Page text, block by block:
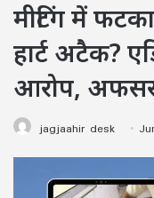
मीटिंग में
हार्ट अटैक?
आरोप,
jagjaahir desk